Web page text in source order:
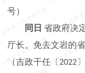
号）
同日 省政府决
厅长。免去文岩的
（吉政干任〔2022〕